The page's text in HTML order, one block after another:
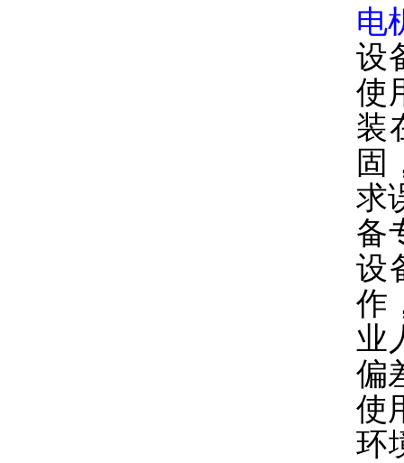
电
设
使
装
固
求
备
设
作
业
偏
使
环